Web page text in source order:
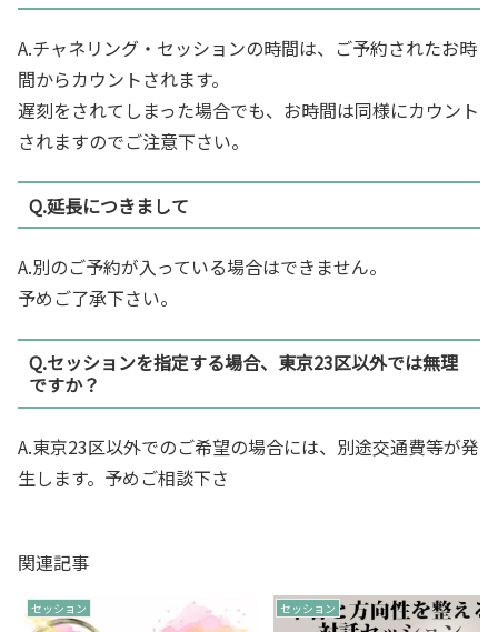
A.チャネリング・セッションの時間は、ご予約されたお時
間からカウントされます。
遅刻をされてしまった場合でも、お時間は同様にカウント
されますのでご注意下さい。
Q.延長につきまして
A.別のご予約が入っている場合はできません。
予めご了承下さい。
Q.セッションを指定する場合、東京23区以外では無理
ですか？
A.東京23区以外でのご希望の場合には、別途交通費等が発
生します。予めご相談下さ
関連記事
セッション セッション